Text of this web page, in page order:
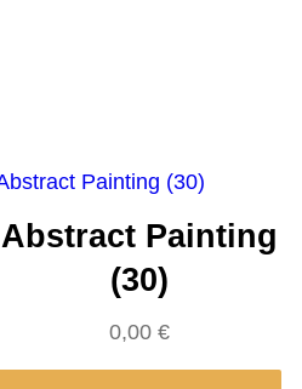
Abstract Painting
(30)
0,00 €